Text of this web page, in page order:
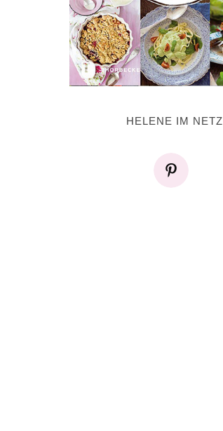
HELENE IM NETZ